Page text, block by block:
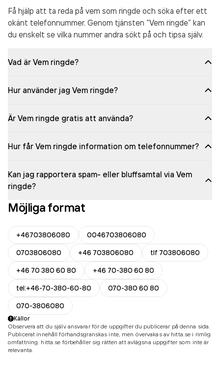
Få hjälp att ta reda på vem som ringde och söka efter ett
okänt telefonnummer. Genom tjänsten “Vem ringde” kan
du enskelt se vilka nummer andra sökt på och tipsa själv.
Vad är Vem ringde?
Hur använder jag Vem ringde?
Är Vem ringde gratis att använda?
Hur får Vem ringde information om telefonnummer?
Kan jag rapportera spam- eller bluffsamtal via Vem
ringde?
Möjliga format
+46703806080
0046703806080
0703806080
+46 703806080
tlf 703806080
+46 70 380 60 80
+46 70-380 60 80
tel:+46-70-380-60-80
070-380 60 80
070-3806080
Källor
Observera att du själv ansvarar för de uppgifter du publicerar på denna sida.
Publicerat innehåll förhandsgranskas inte, men övervakas av hitta.se i rimlig
omfattning. hitta.se förbehåller sig rätten att avlägsna uppgifter som inte är
relevanta.